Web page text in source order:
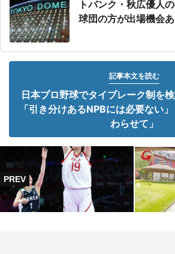
トバンク・秋広優人
球団の方が出場機会
記事本文を読む
日本プロ野球でタイブレーク制を
「引き分けあるNPBには必要ない
わらせて」